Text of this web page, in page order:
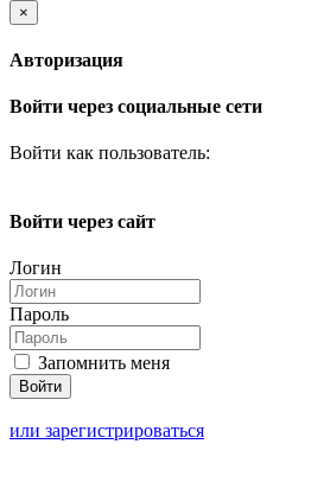
×
Авторизация
Войти через социальные сети
Войти как пользователь:
Войти через сайт
Логин
Пароль
Запомнить меня
или зарегистрироваться